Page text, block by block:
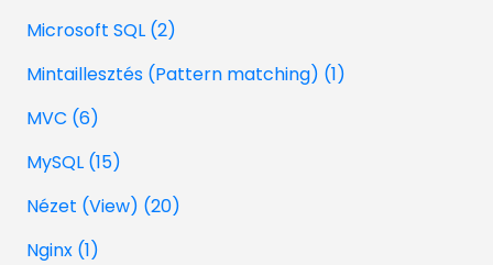
Microsoft SQL (2)
Mintaillesztés (Pattern matching) (1)
MVC (6)
MySQL (15)
Nézet (View) (20)
Nginx (1)